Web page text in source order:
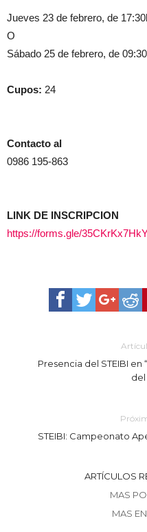
Jueves 23 de febrero, de
O
Sábado 25 de febrero, de
Cupos: 24
Contacto al
0986 195-863
LINK DE INSCRIPCION
https://forms.gle/
Presencia del STEIBI en
del
STEIBI: Campeonato
ARTÍCULOS
MAS
MAS